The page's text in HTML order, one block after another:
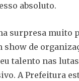
absoluto.
surpresa muito
de
talento nas
A Prefeitura